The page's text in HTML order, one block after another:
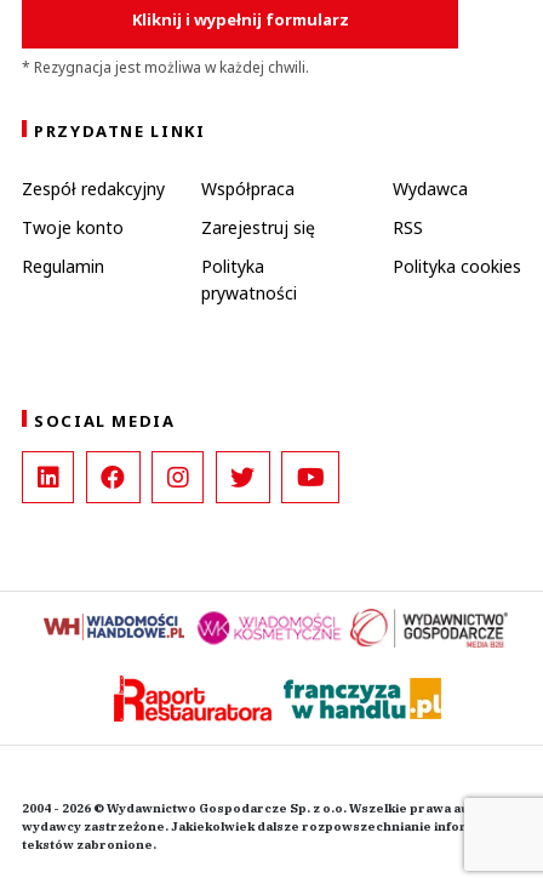
Kliknij i wypełnij formularz
* Rezygnacja jest możliwa w każdej chwili.
PRZYDATNE LINKI
Zespół redakcyjny Współpraca
Wydawca
Twoje konto
Zarejestruj się
RSS
Regulamin
Polityka
prywatności
Polityka cookies
SOCIAL MEDIA
2004 - 2026 © Wydawnictwo Gospodarcze Sp. z o.o. Wszelkie prawa autorskie
wydawcy zastrzeżone. Jakiekolwiek dalsze rozpowszechnianie informacji i
tekstów zabronione.